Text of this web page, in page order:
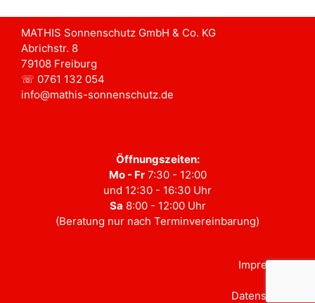
MATHIS Sonnenschutz GmbH & Co. KG
Abrichstr. 8
79108 Freiburg
☏ 0761 132 054
info@mathis-sonnenschutz.de
Öffnungszeiten:
Mo - Fr7:30 - 12:00
und 12:30 - 16:30 Uhr
Sa 8:00 - 12:00 Uhr
(Beratung nur nach Terminvereinbarung)
Impressum
Datenschutz